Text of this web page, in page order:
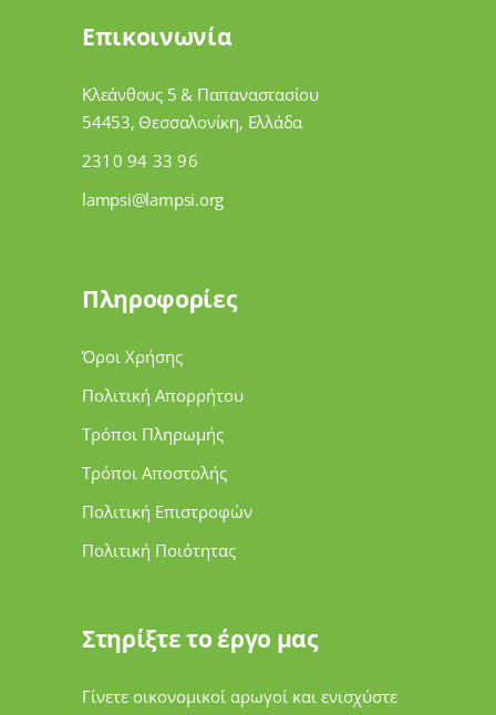
Επικοινωνία
Κλεάνθους 5 & Παπαναστασίου
54453, Θεσσαλονίκη, Ελλάδα
2310 94 33 96
lampsi@lampsi.org
Πληροφορίες
Όροι Χρήσης
Πολιτική Απορρήτου
Τρόποι Πληρωμής
Τρόποι Αποστολής
Πολιτική Επιστροφών
Πολιτική Ποιότητας
Στηρίξτε το έργο μας
Γίνετε οικονομικοί αρωγοί και ενισχύστε